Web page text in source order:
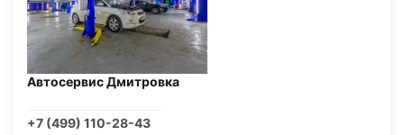
Автосервис Дмитровка
+7 (499) 110-28-43